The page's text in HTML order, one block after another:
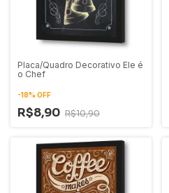
Placa/Quadro Decorativo Ele é
o Chef
-18% OFF
R$8,90 R$10,90